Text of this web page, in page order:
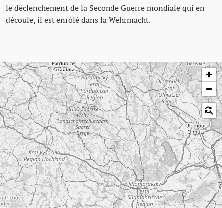
le déclenchement de la Seconde Guerre mondiale qui en
découle, il est enrôlé dans la Wehrmacht.
Passer la carte